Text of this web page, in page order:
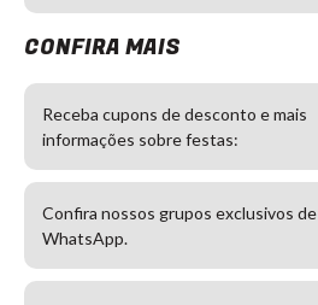
CONFIRA MAIS
Receba cupons de desconto e mais
informações sobre festas:
Confira nossos grupos exclusivos de
WhatsApp.